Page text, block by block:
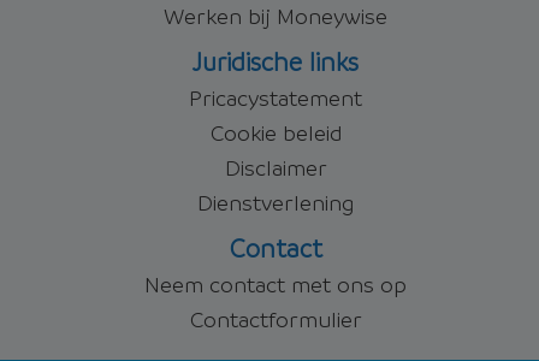
Werken bij Moneywise
Juridische links
Pricacystatement
Cookie beleid
Disclaimer
Dienstverlening
Contact
Neem contact met ons op
Contactformulier